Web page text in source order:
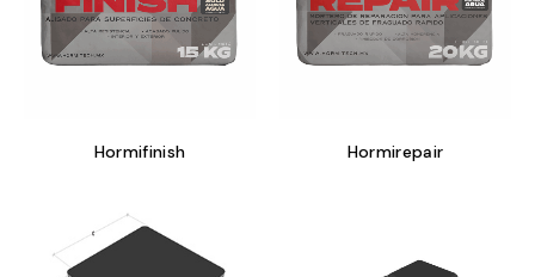
Hormifinish Hormirepair